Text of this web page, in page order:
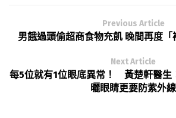
Previous Article
男餓過頭偷超商食物充飢 晚間再度
Next Article
每5位就有1位眼底異常！ 黃楚軒醫生
曬眼睛更要防紫外線